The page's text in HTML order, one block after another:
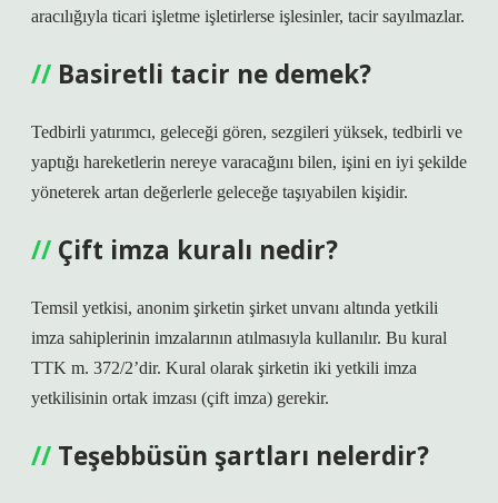
aracılığıyla ticari işletme işletirlerse işlesinler, tacir sayılmazlar.
Basiretli tacir ne demek?
Tedbirli yatırımcı, geleceği gören, sezgileri yüksek, tedbirli ve
yaptığı hareketlerin nereye varacağını bilen, işini en iyi şekilde
yöneterek artan değerlerle geleceğe taşıyabilen kişidir.
Çift imza kuralı nedir?
Temsil yetkisi, anonim şirketin şirket unvanı altında yetkili
imza sahiplerinin imzalarının atılmasıyla kullanılır. Bu kural
TTK m. 372/2’dir. Kural olarak şirketin iki yetkili imza
yetkilisinin ortak imzası (çift imza) gerekir.
Teşebbüsün şartları nelerdir?